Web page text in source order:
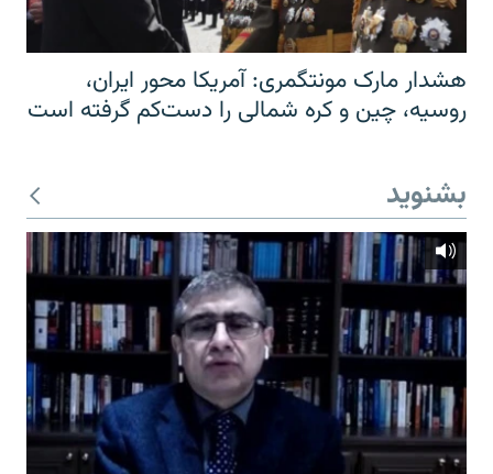
هشدار مارک مونتگمری: آمریکا محور ایران،
روسیه، چین و کره شمالی را دست‌کم گرفته است
بشنوید